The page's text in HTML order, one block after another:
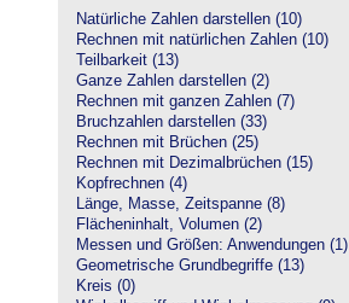
Natürliche Zahlen darstellen (10)
Rechnen mit natürlichen Zahlen (10)
Teilbarkeit (13)
Ganze Zahlen darstellen (2)
Rechnen mit ganzen Zahlen (7)
Bruchzahlen darstellen (33)
Rechnen mit Brüchen (25)
Rechnen mit Dezimalbrüchen (15)
Kopfrechnen (4)
Länge, Masse, Zeitspanne (8)
Flächeninhalt, Volumen (2)
Messen und Größen: Anwendungen (1)
Geometrische Grundbegriffe (13)
Kreis (0)